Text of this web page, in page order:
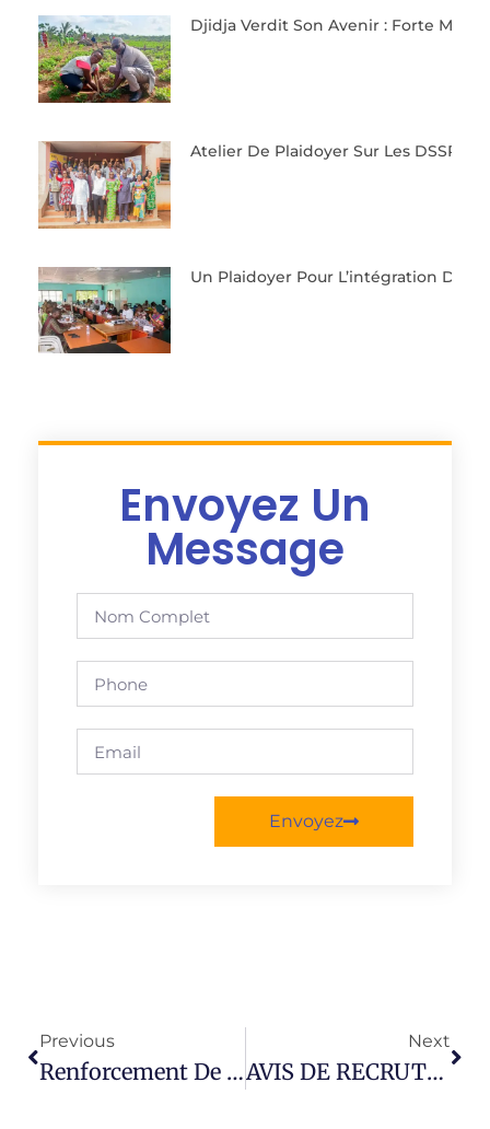
Djidja Verdit Son Avenir : Forte
Atelier De Plaidoyer Sur Les DSSR
Un Plaidoyer Pour L’intégration Des
Envoyez Un
Message
Envoyez
Previous
Renforcement De L’Economie Verte Par Les Organisations De La Société Civile (REV-OSC)
Next
AVIS DE RECRUTEMENT DE DEUX (2) FACILITATEURS (TRICES) DE PROJET EN SSR